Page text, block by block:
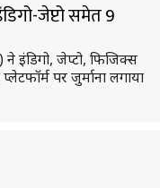
जेप्टो समेत 9
ने इंडिगो, जेप्टो, फिजिक्स
पर जुर्माना लगाया